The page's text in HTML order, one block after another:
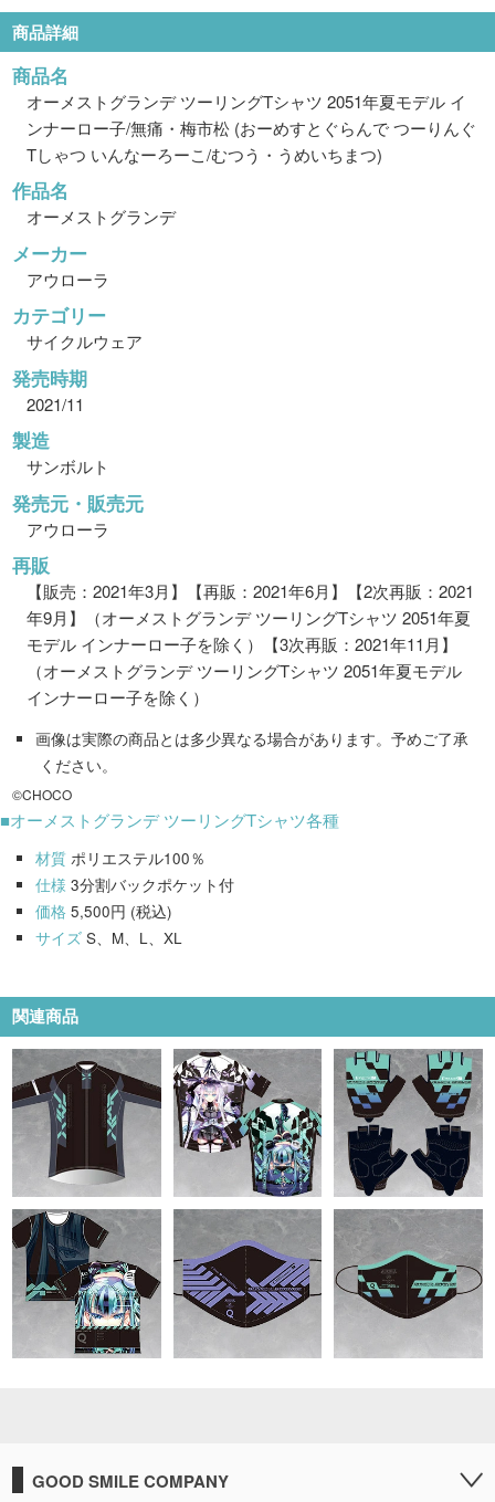
商品詳細
商品名
オーメストグランデ ツーリングTシャツ 2051年夏モデル イ
ンナーロー子/無痛・梅市松 (おーめすとぐらんで つーりんぐ
Tしゃつ いんなーろーこ/むつう・うめいちまつ)
作品名
オーメストグランデ
メーカー
アウローラ
カテゴリー
サイクルウェア
発売時期
2021/11
製造
サンボルト
発売元・販売元
アウローラ
再販
【販売：2021年3月】【再販：2021年6月】【2次再販：2021
年9月】（オーメストグランデ ツーリングTシャツ 2051年夏
モデル インナーロー子を除く）【3次再販：2021年11月】
（オーメストグランデ ツーリングTシャツ 2051年夏モデル
インナーロー子を除く）
画像は実際の商品とは多少異なる場合があります。予めご了承
ください。
©CHOCO
■オーメストグランデ ツーリングTシャツ各種
材質ポリエステル100％
仕様 3分割バックポケット付
価格 5,500円 (税込)
サイズS、M、L、XL
関連商品
GOOD SMILE COMPANY